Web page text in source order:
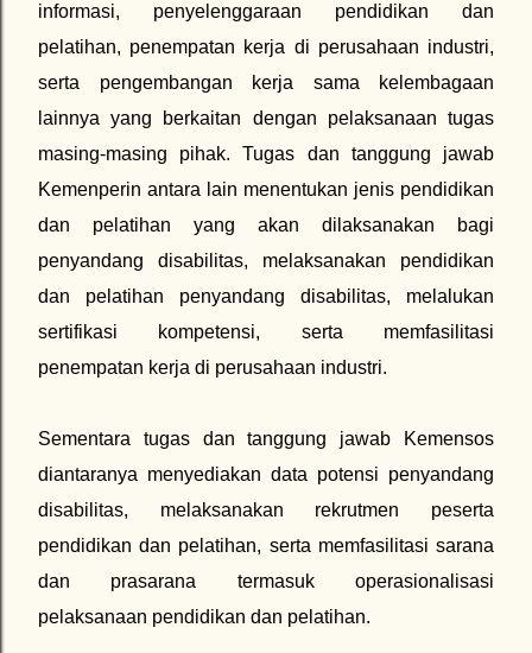
informasi, penyelenggaraan pendidikan dan
pelatihan, penempatan kerja di perusahaan industri,
serta pengembangan kerja sama kelembagaan
lainnya yang berkaitan dengan pelaksanaan tugas
masing-masing pihak. Tugas dan tanggung jawab
Kemenperin antara lain menentukan jenis pendidikan
dan pelatihan yang akan dilaksanakan bagi
penyandang disabilitas, melaksanakan pendidikan
dan pelatihan penyandang disabilitas, melalukan
sertifikasi kompetensi, serta memfasilitasi
penempatan kerja di perusahaan industri.
Sementara tugas dan tanggung jawab Kemensos
diantaranya menyediakan data potensi penyandang
disabilitas, melaksanakan rekrutmen peserta
pendidikan dan pelatihan, serta memfasilitasi sarana
dan prasarana termasuk operasionalisasi
pelaksanaan pendidikan dan pelatihan.